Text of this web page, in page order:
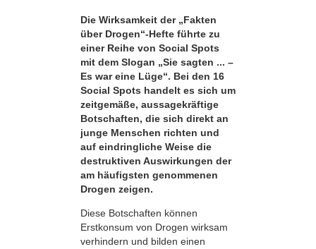
Die Wirksamkeit der „Fakten
über Drogen“-Hefte führte zu
einer Reihe von Social Spots
mit dem Slogan „Sie sagten ... –
Es war eine Lüge“. Bei den 16
Social Spots handelt es sich um
zeitgemäße, aussagekräftige
Botschaften, die sich direkt an
junge Menschen richten und
auf eindringliche Weise die
destruktiven Auswirkungen der
am häufigsten genommenen
Drogen zeigen.
Diese Botschaften können
Erstkonsum von Drogen wirksam
verhindern und bilden einen